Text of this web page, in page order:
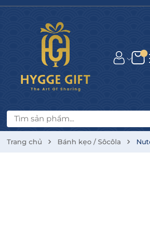
Trang chủ Bánh kẹo / Sôcôla